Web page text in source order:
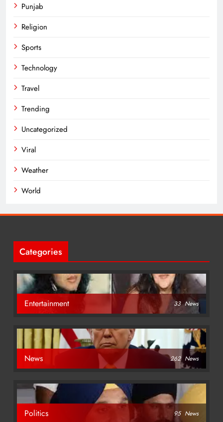
Punjab
Religion
Sports
Technology
Travel
Trending
Uncategorized
Viral
Weather
World
Categories
Entertainment 33 News
News 262 News
Politics 95 News